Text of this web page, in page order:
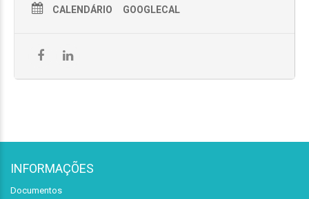
CALENDÁRIO GOOGLECAL
INFORMAÇÕES
Documentos